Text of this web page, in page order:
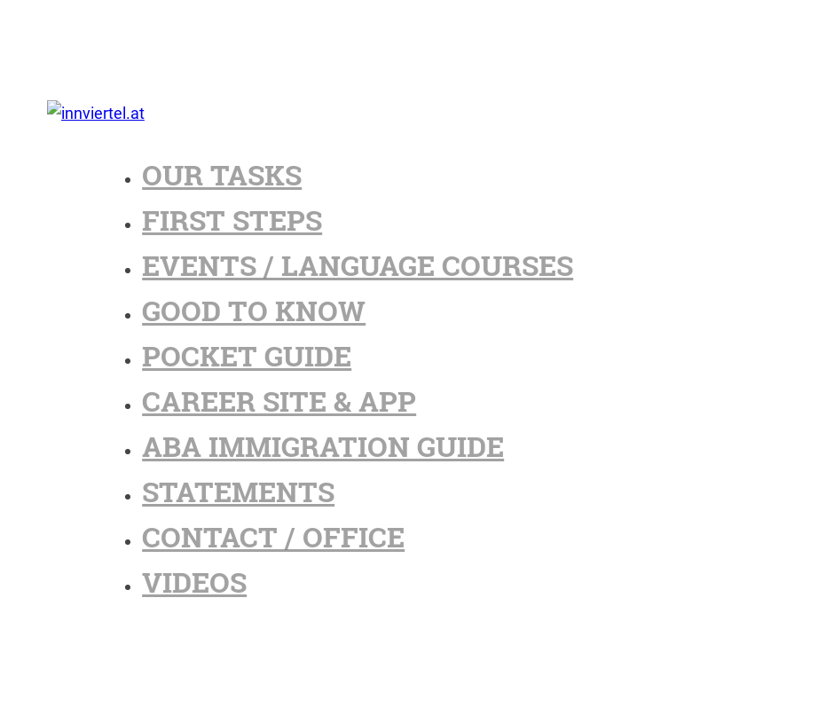
OUR TASKS
FIRST STEPS
EVENTS / LANGUAGE COURSES
GOOD TO KNOW
POCKET GUIDE
CAREER SITE & APP
ABA IMMIGRATION GUIDE
STATEMENTS
CONTACT / OFFICE
VIDEOS